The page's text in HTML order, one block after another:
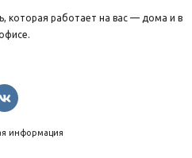
которая работает на вас — дома и в
информация